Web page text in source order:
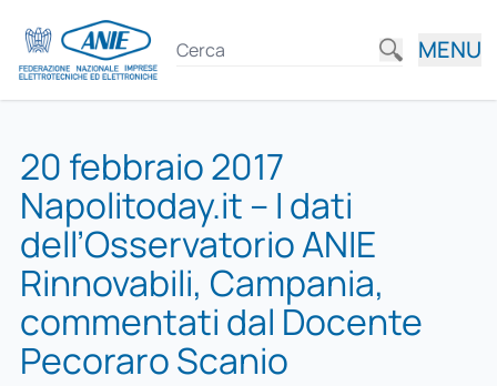
MENU
20 febbraio 2017
Napolitoday.it – I dati
dell’Osservatorio ANIE
Rinnovabili, Campania,
commentati dal Docente
Pecoraro Scanio